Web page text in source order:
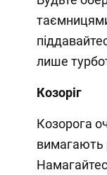
лише
Козоріг
Козорога
вимагають